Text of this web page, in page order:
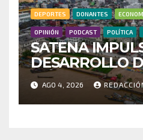
DEPORTES DONANTES
OPINIÓN PODCAST POLÍTICA
SATENA
DESARROLLO
MÁS DE 35 MIL
MOVILIZADOS
RUTAS
AGO 4, 2026